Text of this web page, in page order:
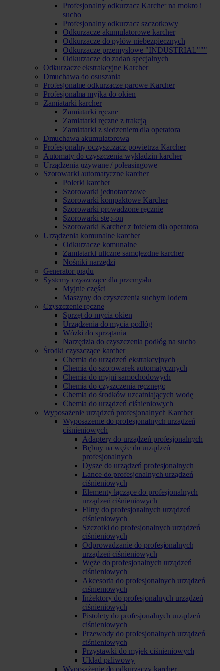
Profesjonalny odkurzacz Karcher na mokro i
sucho
Profesjonalny odkurzacz szczotkowy
Odkurzacze akumulatorowe karcher
Odkurzacze do pyłów niebezpiecznych
Odkurzacze przemysłowe "INDUSTRIAL"""
Odkurzacze do zadań specjalnych
Odkurzacze ekstrakcyjne Karcher
Dmuchawa do osuszania
Profesjonalne odkurzacze parowe Karcher
Profesjonalna myjka do okien
Zamiatarki karcher
Zamiatarki ręczne
Zamiatarki ręczne z trakcją
Zamiatarki z siedzeniem dla operatora
Dmuchawa akumulatorowa
Profesjonalny oczyszczacz powietrza Karcher
Automaty do czyszczenia wykładzin karcher
Urządzenia używane / poleasingowe
Szorowarki automatyczne karcher
Polerki karcher
Szorowarki jednotarczowe
Szorowarki kompaktowe Karcher
Szorowarki prowadzone ręcznie
Szorowarki step-on
Szorowarki Karcher z fotelem dla operatora
Urządzenia komunalne karcher
Odkurzacze komunalne
Zamiatarki uliczne samojezdne karcher
Nośniki narzędzi
Generator prądu
Systemy czyszczące dla przemysłu
Myjnie części
Maszyny do czyszczenia suchym lodem
Czyszczenie ręczne
Sprzęt do mycia okien
Urządzenia do mycia podłóg
Wózki do sprzątania
Narzędzia do czyszczenia podłóg na sucho
Środki czyszczące karcher
Chemia do urządzeń ekstrakcyjnych
Chemia do szorowarek automatycznych
Chemia do myjni samochodowych
Chemia do czyszczenia ręcznego
Chemia do środków uzdatniających wodę
Chemia do urządzeń ciśnieniowych
Wyposażenie urządzeń profesjonalnych Karcher
Wyposażenie do profesjonalnych urządzeń
ciśnieniowych
Adaptery do urządzeń profesjonalnych
Bębny na węże do urządzeń
profesjonalnych
Dysze do urządzeń profesjonalnych
Lance do profesjonalnych urządzeń
ciśnieniowych
Elementy łączące do profesjonalnych
urządzeń ciśnieniowych
Filtry do profesjonalnych urządzeń
ciśnieniowych
Szczotki do profesjonalnych urządzeń
ciśnieniowych
Odprowadzanie do profesjonalnych
urządzeń ciśnieniowych
Węże do profesjonalnych urządzeń
ciśnieniowych
Akcesoria do profesjonalnych urządzeń
ciśnieniowych
Inżektory do profesjonalnych urządzeń
ciśnieniowych
Pistolety do profesjonalnych urządzeń
ciśnieniowych
Przewody do profesjonalnych urządzeń
ciśnieniowych
Przystawki do myjek ciśnieniowych
Układ paliwowy
Wyposażenie do odkurzaczy karcher